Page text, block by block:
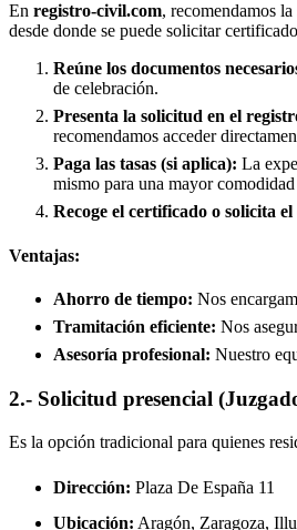
En registro-civil.com, recomendamos
desde donde se puede solicitar
Reúne los documentos
de celebración.
Presenta la solicitud en el
recomendamos acceder
Paga las tasas (si aplica): La
mismo para una mayor
Recoge el certificado o solicita
Ventajas:
Ahorro de tiempo: Nos
Tramitación eficiente: Nos
Asesoría profesional: Nuestro
2.- Solicitud presencial
Es la opción tradicional para quienes
Dirección: Plaza De España 11
Ubicación: Aragón, Zaragoza,